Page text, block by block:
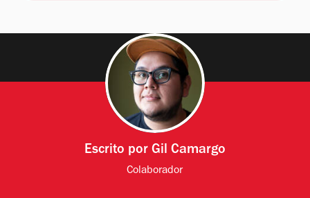
Escrito por Gil Camargo
Colaborador